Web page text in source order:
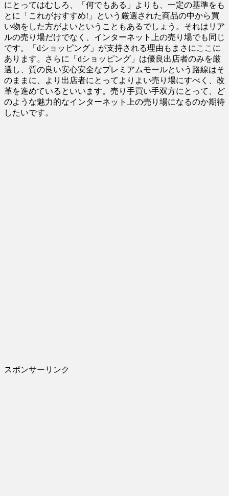
にとってはむしろ、「何でもある」よりも、一定の基準をも
とに「これがおすすめ!」という厳選された商品の中から買
い物をした方がよいということもあるでしょう。それはリア
ルの売り場だけでなく、インターネット上の売り場でも同じ
です。「dショッピング」が支持される理由もまさにここに
あります。さらに「dショッピング」は優良出店者のみを厳
選し、質の良い安心安全なプレミアムモールという路線はそ
のままに、より出店者にとってよりよい売り場にすべく、改
革を進めているといいます。売り手買い手双方にとって、ど
のような魅力的なインターネット上の売り場になるのか期待
したいです。
スポンサーリンク